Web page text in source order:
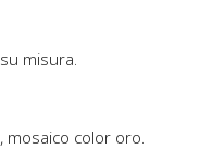
misura.
mosaico color oro.